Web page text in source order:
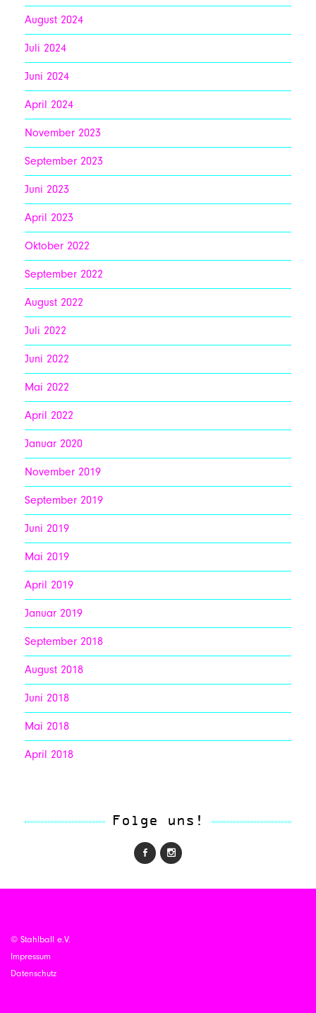
August 2024
Juli 2024
Juni 2024
April 2024
November 2023
September 2023
Juni 2023
April 2023
Oktober 2022
September 2022
August 2022
Juli 2022
Juni 2022
Mai 2022
April 2022
Januar 2020
November 2019
September 2019
Juni 2019
Mai 2019
April 2019
Januar 2019
September 2018
August 2018
Juni 2018
Mai 2018
April 2018
Folge uns!
© Stahlball e.V.
Impressum
Datenschutz